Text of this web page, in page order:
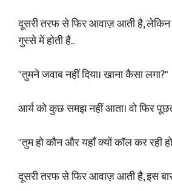
दूसरी तरफ से फिर आवाज़ आती है, लेकिन
गुस्से में होती है..
"तुमने जवाब नहीं दिया। खाना कैसा लगा?"
आर्य को कुछ समझ नहीं आता। वो फिर
"तुम हो कौन और यहाँ क्यों कॉल कर रही
दूसरी तरफ से फिर आवाज़ आती है, इस